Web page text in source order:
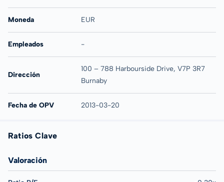
Moneda EUR
Empleados -
Dirección
100 – 788 Harbourside Drive, V7P 3R7
Burnaby
Fecha de OPV 2013-03-20
Ratios Clave
Valoración